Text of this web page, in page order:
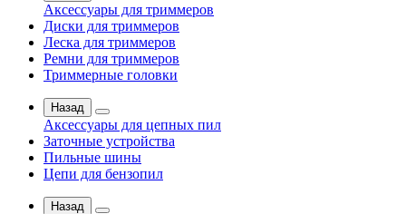
Аксессуары для триммеров
Диски для триммеров
Леска для триммеров
Ремни для триммеров
Триммерные головки
Назад
Аксессуары для цепных пил
Заточные устройства
Пильные шины
Цепи для бензопил
Назад